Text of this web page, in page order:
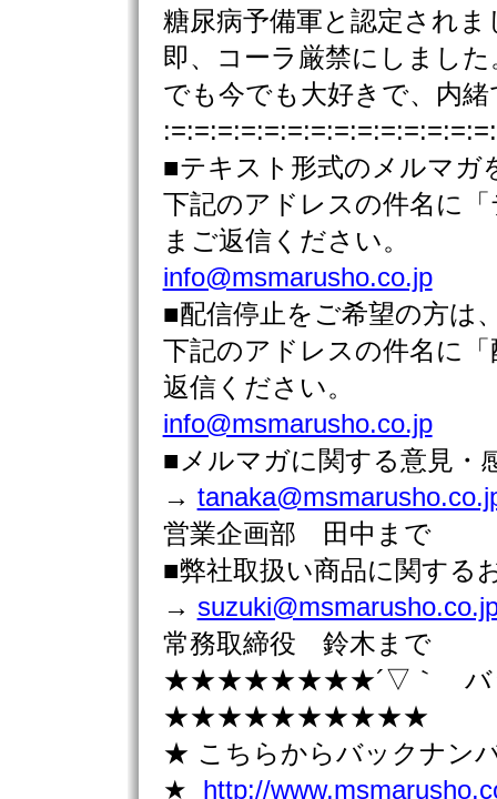
糖尿病予備軍と認定されま
即、コーラ厳禁にしまし
でも今でも大好きで、内
■テキスト形式のメルマガ
下記のアドレスの件名に
まご返信ください。
info@msmarusho.co.jp
■配信停止をご希望の方は
下記のアドレスの件名に
返信ください。
info@msmarusho.co.jp
■メルマガに関する意見・
→
営業企画部 田中まで
■弊社取扱い商品に関す
→
常務取締役 鈴木まで
★★★★★★★★´▽｀ バッ
★★★★★★★★★★
★ こちらからバックナン
★ http://